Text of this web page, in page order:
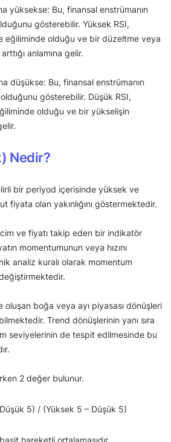
yüksekse: Bu, finansal enstrümanın
gösterebilir. Yüksek RSI,
eğiliminde olduğu ve bir düzeltme veya
anlamına gelir.
düşükse: Bu, finansal enstrümanın
olduğunu gösterebilir. Düşük RSI,
olduğu ve bir yükselişin
Nedir?
bir periyod içerisinde yüksek ve
fiyata olan yakınlığını göstermektedir.
ve fiyatı takip eden bir indikatör
momentumunun veya hızını
analiz kuralı olarak momentum
boğa veya ayı piyasası dönüşleri
Trend dönüşlerinin yanı sıra
seviyelerinin de tespit edilmesinde bu
2 değer bulunur.
5) / (Yüksek 5 – Düşük 5)
hareketli ortalamasıdır.